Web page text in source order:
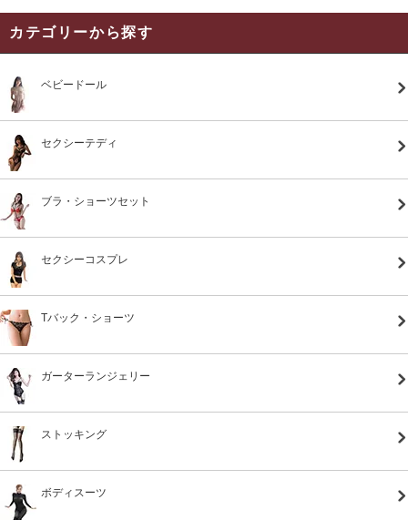
カテゴリーから探す
ベビードール
セクシーテディ
ブラ・ショーツセット
セクシーコスプレ
Tバック・ショーツ
ガーターランジェリー
ストッキング
ボディスーツ